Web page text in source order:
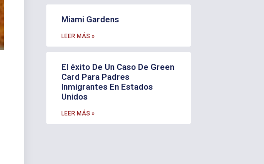
Miami Gardens
LEER MÁS »
El éxito De Un Caso De Green
Card Para Padres
Inmigrantes En Estados
Unidos
LEER MÁS »